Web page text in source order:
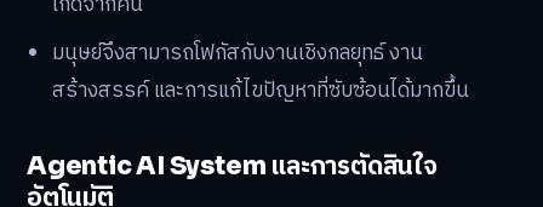
AI Agent พัฒนาเป็นระบบที่มีความสามารถเชิงรุกและ
โปรเจกต์ การคัดกรองข้อมูลผู้สมัครงาน และให้บริการ
ลูกค้าแบบ 24 ชั่วโมง